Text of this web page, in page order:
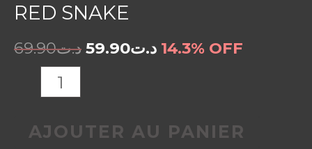
RED SNAKE
د.ت69.90 د.ت59.90 14.3% OFF
AJOUTER AU PANIER